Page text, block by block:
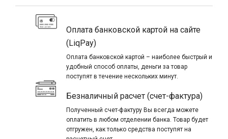
Оплата банковской картой на сайте
(LiqPay)
Оплата банковской картой – наиболее быстрый и
удобный способ оплаты, деньги за товар
поступят в течение нескольких минут.
Безналичный расчет (счет-фактура)
Полученный счет-фактуру Вы всегда можете
оплатить в любом отделении банка. Товар будет
отгружен, как только средства поступят на